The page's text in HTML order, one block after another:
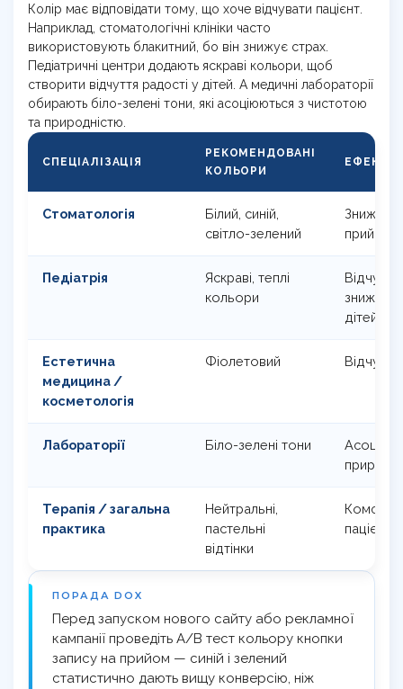
Колір має відповідати тому, що хоче відчувати пацієнт.
Наприклад, стоматологічні клініки часто
використовують блакитний, бо він знижує страх.
Педіатричні центри додають яскраві кольори, щоб
створити відчуття радості у дітей. А медичні лабораторії
обирають біло-зелені тони, які асоціюються з чистотою
та природністю.
СПЕЦІАЛІЗАЦІЯ
РЕКОМЕНДОВАНІ
КОЛЬОРИ
ЕФЕКТ
Стоматологія
Білий, синій,
світло-зелений
Педіатрія
Яскраві, теплі
кольори
дітей
Естетична
медицина /
косметологія
Фіолетовий
Лабораторії Біло-зелені тони
Терапія / загальна
практика
Нейтральні,
пастельні
відтінки
Комфорт
пацієнта
ПОРАДА DOX
Перед запуском нового сайту або рекламної
кампанії проведіть A/B тест кольору кнопки
запису на прийом — синій і зелений
статистично дають вищу конверсію, ніж